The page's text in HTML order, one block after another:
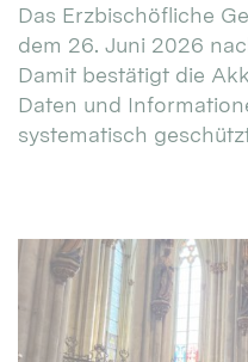
Das Erzbischöfliche
dem 26. Juni 2026
Damit bestätigt die
Daten und
systematisch